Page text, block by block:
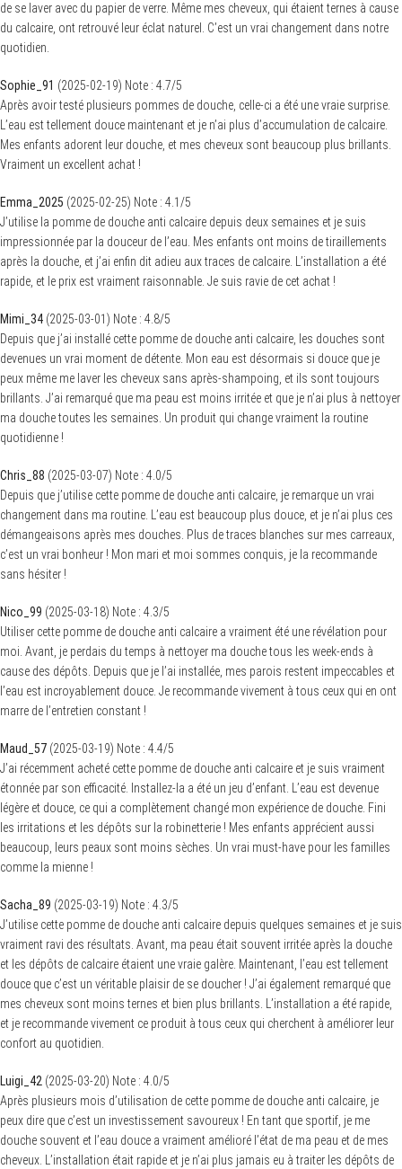
de se laver avec du papier de verre. Même mes cheveux, qui étaient ternes à cause
du calcaire, ont retrouvé leur éclat naturel. C’est un vrai changement dans notre
quotidien.
Sophie_91 (2025-02-19) Note : 4.7/5
Après avoir testé plusieurs pommes de douche, celle-ci a été une vraie surprise.
L’eau est tellement douce maintenant et je n’ai plus d’accumulation de calcaire.
Mes enfants adorent leur douche, et mes cheveux sont beaucoup plus brillants.
Vraiment un excellent achat !
Emma_2025 (2025-02-25) Note : 4.1 /5
J’utilise la pomme de douche anti calcaire depuis deux semaines et je suis
impressionnée par la douceur de l’eau. Mes enfants ont moins de tiraillements
après la douche, et j’ai enfin dit adieu aux traces de calcaire. L’installation a été
rapide, et le prix est vraiment raisonnable. Je suis ravie de cet achat !
Mimi_34 (2025-03-01) Note : 4.8/5
Depuis que j’ai installé cette pomme de douche anti calcaire, les douches sont
devenues un vrai moment de détente. Mon eau est désormais si douce que je
peux même me laver les cheveux sans après-shampoing, et ils sont toujours
brillants. J’ai remarqué que ma peau est moins irritée et que je n’ai plus à nettoyer
ma douche toutes les semaines. Un produit qui change vraiment la routine
quotidienne !
Chris_88 (2025-03-07) Note : 4.0/5
Depuis que j’utilise cette pomme de douche anti calcaire, je remarque un vrai
changement dans ma routine. L’eau est beaucoup plus douce, et je n’ai plus ces
démangeaisons après mes douches. Plus de traces blanches sur mes carreaux,
c’est un vrai bonheur ! Mon mari et moi sommes conquis, je la recommande
sans hésiter !
Nico_99 (2025-03-18) Note : 4.3/5
Utiliser cette pomme de douche anti calcaire a vraiment été une révélation pour
moi. Avant, je perdais du temps à nettoyer ma douche tous les week-ends à
cause des dépôts. Depuis que je l’ai installée, mes parois restent impeccables et
l’eau est incroyablement douce. Je recommande vivement à tous ceux qui en ont
marre de l’entretien constant !
Maud_57 (2025-03-19) Note : 4.4/5
J’ai récemment acheté cette pomme de douche anti calcaire et je suis vraiment
étonnée par son efficacité. Installez-la a été un jeu d’enfant. L’eau est devenue
légère et douce, ce qui a complètement changé mon expérience de douche. Fini
les irritations et les dépôts sur la robinetterie ! Mes enfants apprécient aussi
beaucoup, leurs peaux sont moins sèches. Un vrai must-have pour les familles
comme la mienne !
Sacha_89 (2025-03-19) Note : 4.3/5
J’utilise cette pomme de douche anti calcaire depuis quelques semaines et je suis
vraiment ravi des résultats. Avant, ma peau était souvent irritée après la douche
et les dépôts de calcaire étaient une vraie galère. Maintenant, l’eau est tellement
douce que c’est un véritable plaisir de se doucher ! J’ai également remarqué que
mes cheveux sont moins ternes et bien plus brillants. L’installation a été rapide,
et je recommande vivement ce produit à tous ceux qui cherchent à améliorer leur
confort au quotidien.
Luigi_42 (2025-03-20) Note : 4.0/5
Après plusieurs mois d’utilisation de cette pomme de douche anti calcaire, je
peux dire que c’est un investissement savoureux ! En tant que sportif, je me
douche souvent et l’eau douce a vraiment amélioré l’état de ma peau et de mes
cheveux. L’installation était rapide et je n’ai plus jamais eu à traiter les dépôts de
S
c
o
r